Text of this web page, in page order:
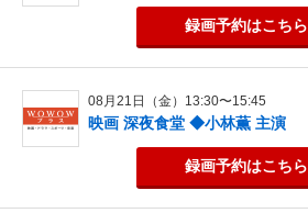
録画予約はこちら
08月21日（金）13:30〜15:45
映画 深夜食堂 ◆小林薫 主演
録画予約はこちら